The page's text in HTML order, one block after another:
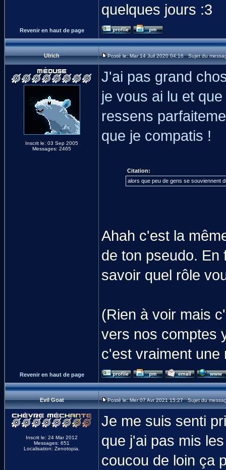
quelques jours :3
Revenir en haut de page
Ulrich Posté le: Mar 14 Juil 2020 04:16 Sujet du
Inscrit le: 03 Sep 2005
Messages: 2465
J'ai pas grand
je vous ai lu et
ressens
que je compatis !
Citation:
alors que peu de gens se souviennent
Ahah c'est la
de ton pseudo. En
savoir quel rôle
(Rien à voir mais
vers nos comptes
c'est vraiment une
Revenir en haut de page
Evil Goat Posté le: Mer 07 Avr 2021 15:27 Sujet du
Inscrit le: 24 Mar 2012
Messages: 651
Localisation: Zenotopia.
Je me suis senti
que j'ai pas mis
coucou de loin ça